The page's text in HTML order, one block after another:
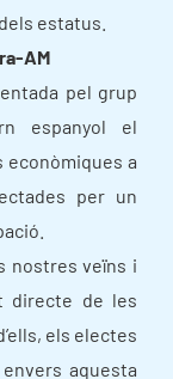
estatus.
AM
pel grup
espanyol el
econòmiques a
per un
nostres veïns i
directe de les
els electes
aquesta